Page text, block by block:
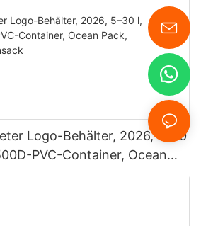
Logo-Behälter, 2026, 5–30
PVC-Container, Ocean
Trockensack